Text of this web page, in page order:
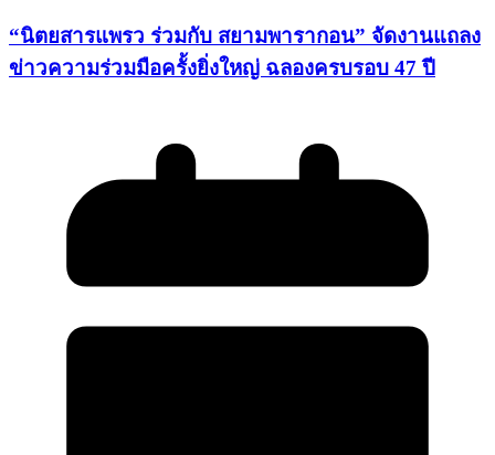
“นิตยสารแพรว ร่วมกับ สยามพารากอน” จัดงานแถลง
ข่าวความร่วมมือครั้งยิ่งใหญ่ ฉลองครบรอบ 47 ปี